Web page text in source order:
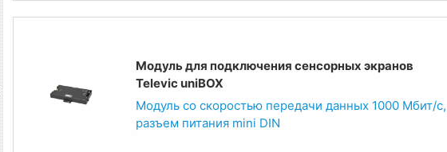
Модуль для подключения сенсорных экранов
Televic uniBOX
Модуль со скоростью передачи данных 1000 Мбит/с,
разъем питания mini DIN